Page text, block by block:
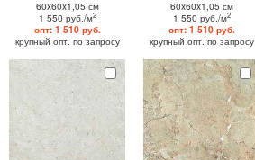
60x60x1,05 см
1 550 руб./м2
опт: 1 510 руб.
крупный опт: по запросу
60x60x1,05 см
1 550 руб./м2
опт: 1 510 руб.
крупный опт: по запросу